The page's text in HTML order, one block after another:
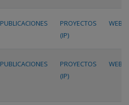
PUBLICACIONES
PROYECTOS
(IP)
WEB
PUBLICACIONES
PROYECTOS
(IP)
WEB